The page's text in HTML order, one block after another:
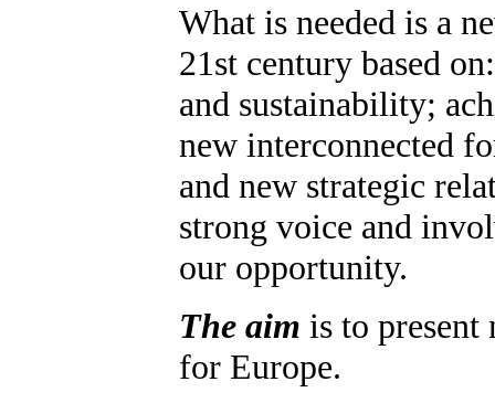
What is needed is a
21st century based
and sustainability;
new interconnected
and new strategic
strong voice and
our opportunity.
The aim is to
for Europe.